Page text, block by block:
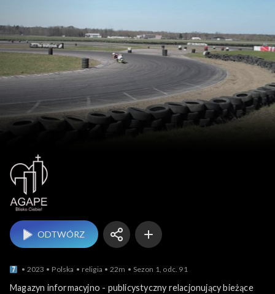
ODTWÓRZ
2023 Polska religia 22m Sezon 1, odc. 91
Magazyn informacyjno - publicystyczny relacjonujący bieżące